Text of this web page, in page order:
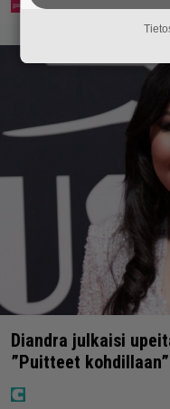
Diandra julkaisi
”Puitteet kohdillaan”